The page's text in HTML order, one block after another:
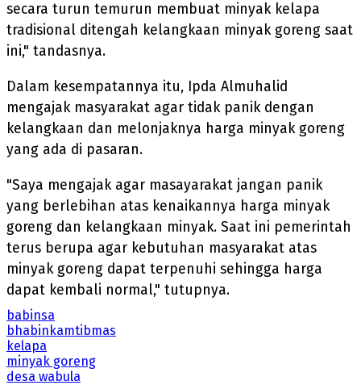
secara turun temurun membuat minyak kelapa
tradisional ditengah kelangkaan minyak goreng saat
ini," tandasnya.
Dalam kesempatannya itu, Ipda Almuhalid
mengajak masyarakat agar tidak panik dengan
kelangkaan dan melonjaknya harga minyak goreng
yang ada di pasaran.
"Saya mengajak agar masayarakat jangan panik
yang berlebihan atas kenaikannya harga minyak
goreng dan kelangkaan minyak. Saat ini pemerintah
terus berupa agar kebutuhan masyarakat atas
minyak goreng dapat terpenuhi sehingga harga
dapat kembali normal," tutupnya.
babinsa
bhabinkamtibmas
kelapa
minyak goreng
desa wabula